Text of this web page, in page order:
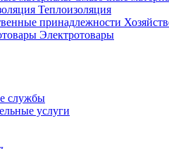
Теплоизоляция
Электротовары
службы
услуги